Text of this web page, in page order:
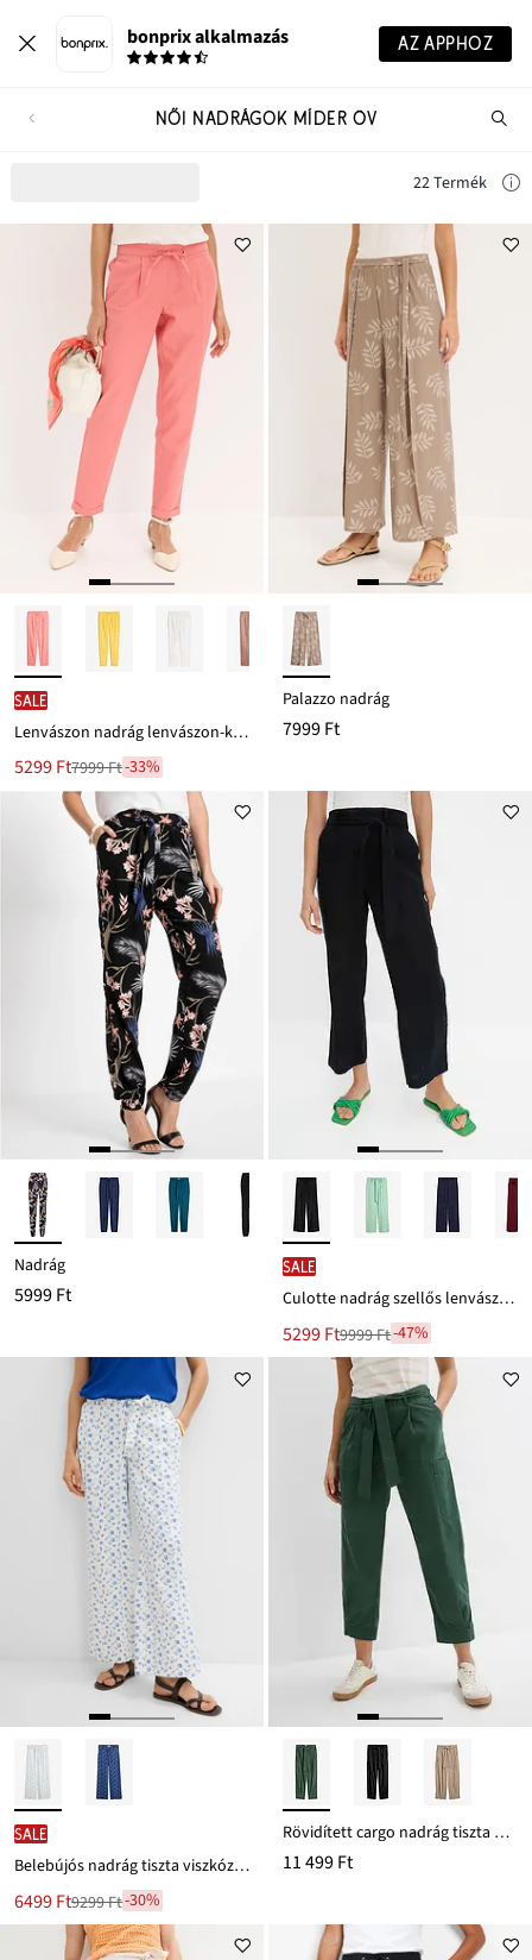
bonprix alkalmazás AZ APPHOZ
NŐI NADRÁGOK MÍDER ÖV
22 Termék
SALE
Lenvászon nadrág lenvászon-keverékből
Új
5299 Ft
Leárazva
7999 Ft
7999 Ft-33%
Palazzo nadrág
7999 Ft
Nadrág
5999 Ft
SALE
Culotte nadrág szellős lenvászon keverékből
Új
ár
5299 Ft
Leárazva
9999 Ft
9999 Ft-47%
SALE
Belebújós nadrág tiszta viszkózból
Új
ár
6499 Ft
Leárazva
9299 Ft
9299 Ft-30%
Rövidített cargo nadrág tiszta pamutból
11 499 Ft